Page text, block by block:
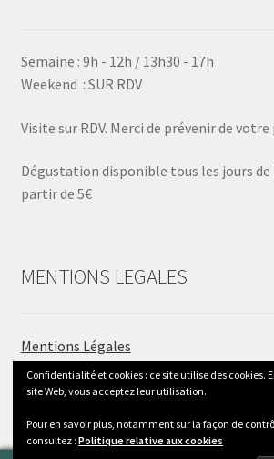
Confidentialité et cookies : ce site utilise des cookies.
site Web, vous acceptez leur utilisation.
Pour en savoir plus, notamment sur la façon de
consultez : Politique relative aux cookies
Semaine : 9h - 12h / 13h30 - 17h
Weekend : SUR RDV
Visite sur RDV. Merci de prévenir de votre
Dégustation disponible tous les jours de
partir de 5€
MENTIONS LEGALES
Mentions Légales
Conditions générales de vente
Livraison et Tarifs